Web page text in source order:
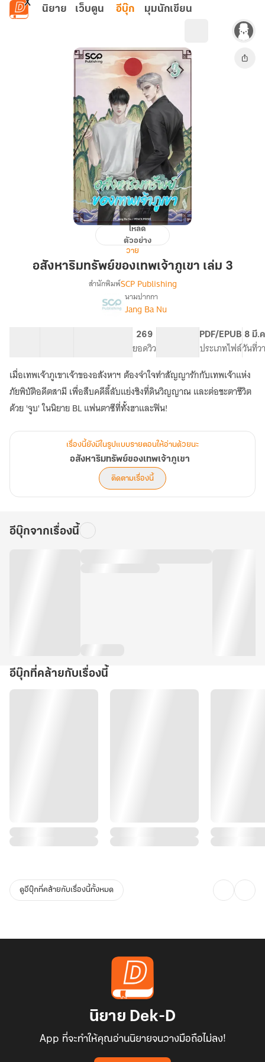
ข้ามไปยังเนื้อหาหลัก
นิยาย เว็บตูน อีบุ๊ก มุมนักเขียน
อสังหาริมทรัพย์
เทพเจ้า
โหลด
ตัวอย่าง
วาย
อสังหาริมทรัพย์ของเทพเจ้าภูเขา เล่ม 3
เรื่อง
อสังหาริมทรัพย์
ของ
เทพเจ้า
ภูเขา
สำนักพิมพ์SCP Publishing
นามปากกา
Jang Ba Nu
269
ยอดวิว
PDF/EPUB
ประเภทไฟล์
8 มี.
วันที่ว
เมื่อเทพเจ้าภูเขาเจ้าของอสังหาฯ ต้องจำใจทำสัญญารักกับเทพเจ้าแห่ง
ภัยพิบัติอดีตสามี เพื่อสืบคดีลี้ลับแย่งชิงที่ดินวิญญาณ และต่อชะตาชีวิต
ด้วย 'จูบ' ในนิยาย BL แฟนตาซีที่ทั้งฮาและฟิน!
เรื่องนี้ยังมีในรูปแบบรายตอนให้อ่านด้วยนะ
อสังหาริมทรัพย์ของเทพเจ้าภูเขา
ติดตามเรื่องนี้
อีบุ๊กจากเรื่องนี้
อีบุ๊กที่คล้ายกับเรื่องนี้
ดูอีบุ๊กที่คล้ายกับเรื่องนี้ทั้งหมด
นิยาย Dek-D
App ที่จะทำให้คุณอ่านนิยายจนวางมือถือไม่ลง!